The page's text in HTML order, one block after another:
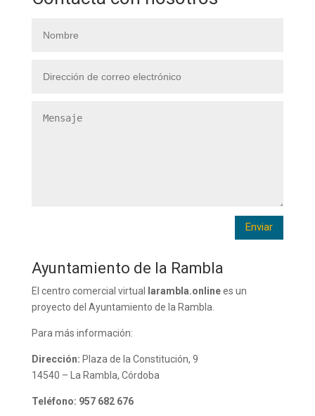
Enviar
Ayuntamiento de la Rambla
El centro comercial virtual larambla.onlinees un
proyecto del Ayuntamiento de la Rambla.
Para más información:
Dirección: Plaza de la Constitución, 9
14540 – La Rambla, Córdoba
Teléfono: 957 682 676